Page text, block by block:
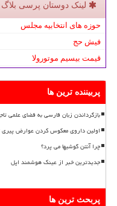
لینک دوستان پرسی بلاگ
حوزه های انتخابیه مجلس
فیش حج
قیمت بیسیم موتورولا
پربیننده ترین ها
بازگرداندن زبان فارسی به فضای علمی
اولین داروی معکوس کردن عوارض
چرا آنتن گوشیها می پرد؟
جدیدترین خبر از عینک هوشمند اپل
پربحث ترین ها